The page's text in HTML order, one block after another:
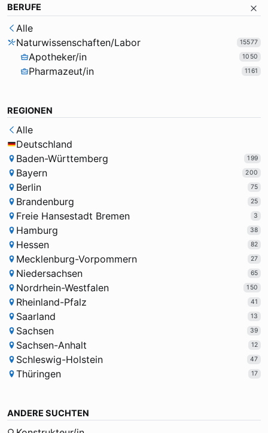
BERUFE
Alle
Naturwissenschaften/Labor
15577
Apotheker/in 1050
Pharmazeut/in 1161
REGIONEN
Alle
Deutschland
Baden-Württemberg
199
Bayern 200
Berlin 75
Brandenburg 25
Freie Hansestadt Bremen 3
Hamburg 38
Hessen 82
Mecklenburg-Vorpommern 27
Niedersachsen 65
Nordrhein-Westfalen 150
Rheinland-Pfalz 41
Saarland 13
Sachsen 39
Sachsen-Anhalt 12
Schleswig-Holstein 47
Thüringen 17
ANDERE SUCHTEN